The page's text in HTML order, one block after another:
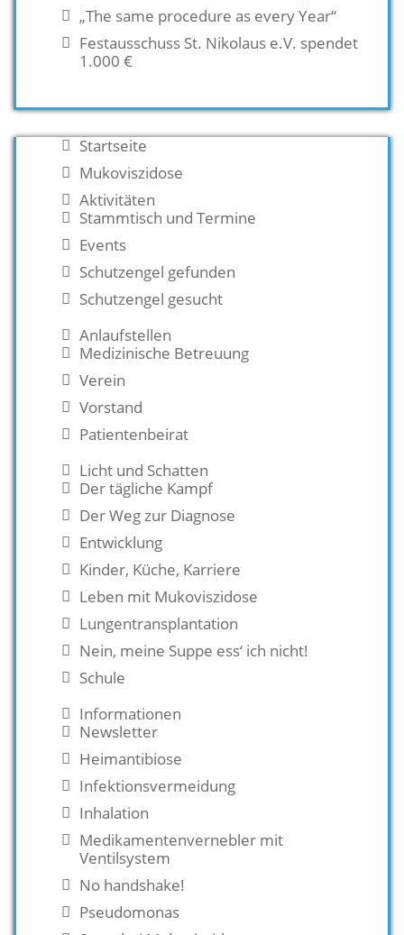
„The same procedure as every Year“
Festausschuss St. Nikolaus e.V. spendet
1.000 €
Startseite
Mukoviszidose
Aktivitäten
Stammtisch und Termine
Events
Schutzengel gefunden
Schutzengel gesucht
Anlaufstellen
Medizinische Betreuung
Verein
Vorstand
Patientenbeirat
Licht und Schatten
Der tägliche Kampf
Der Weg zur Diagnose
Entwicklung
Kinder, Küche, Karriere
Leben mit Mukoviszidose
Lungentransplantation
Nein, meine Suppe ess‘ ich nicht!
Schule
Informationen
Newsletter
Heimantibiose
Infektionsvermeidung
Inhalation
Medikamentenvernebler mit
Ventilsystem
No handshake!
Pseudomonas